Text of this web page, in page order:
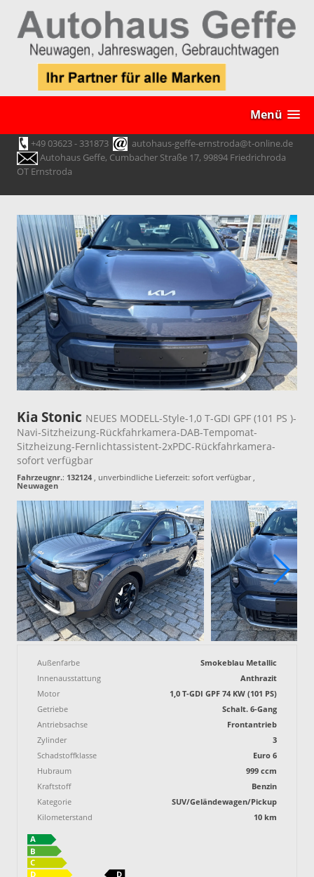
Menü
+49 03623 - 331873
autohaus-geffe-ernstroda@t-online.de
Autohaus Geffe, Cumbacher Straße 17, 99894 Friedrichroda
OT Ernstroda
Kia Stonic NEUES MODELL-Style-1,0 T-GDI GPF (101 PS )-
Navi-Sitzheizung-Rückfahrkamera-DAB-Tempomat-
Sitzheizung-Fernlichtassistent-2xPDC-Rückfahrkamera-
sofort verfügbar
Fahrzeugnr.: 132124 , unverbindliche Lieferzeit: sofort verfügbar ,
Neuwagen
Außenfarbe
Smokeblau Metallic
Innenausstattung
Anthrazit
Motor
1,0 T-GDI GPF 74 KW (101 PS)
Getriebe
Schalt. 6-Gang
Antriebsachse
Frontantrieb
Zylinder
3
Schadstoffklasse
Euro 6
Hubraum
999 ccm
Kraftstoff
Benzin
Kategorie
SUV/Geländewagen/Pickup
Kilometerstand
10 km